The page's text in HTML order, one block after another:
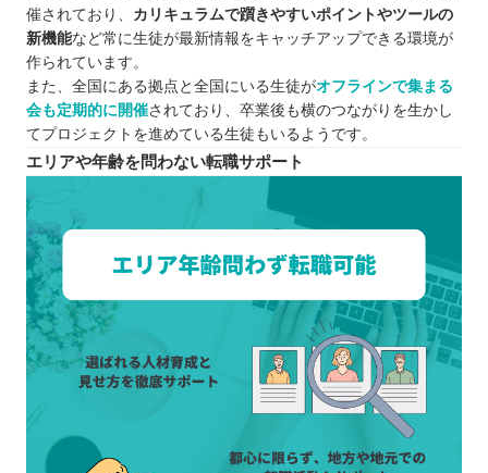
催されており、 カリキュラムで躓きやすいポイントやツールの
新機能など常に生徒が最新情報をキャッチアップできる環境が
作られています。
また、全国にある拠点と全国にいる生徒がオフラインで集まる
会も定期的に開催されており、卒業後も横のつながりを生かし
てプロジェクトを進めている生徒もいるようです。
エリアや年齢を問わない転職サポート